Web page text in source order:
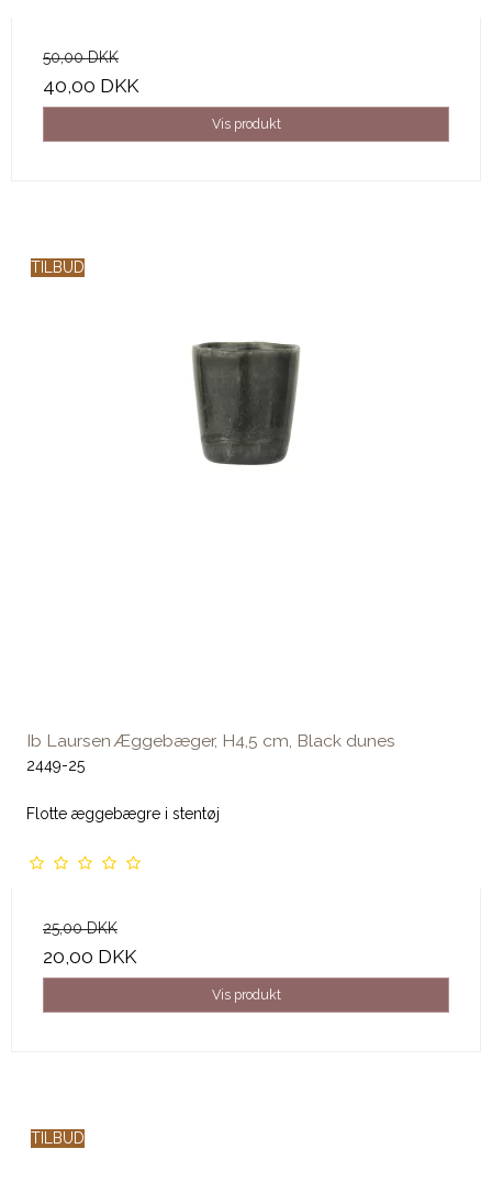
50,00 DKK
40,00 DKK
Vis produkt
TILBUD
Ib Laursen Æggebæger, H4,5 cm, Black dunes
2449-25
Flotte æggebægre i stentøj
25,00 DKK
20,00 DKK
Vis produkt
TILBUD